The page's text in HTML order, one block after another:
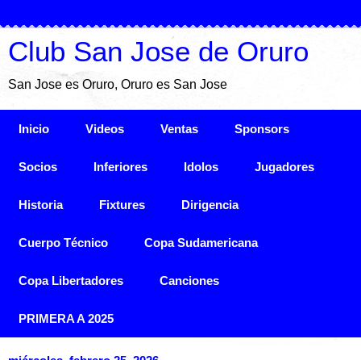
Club San Jose de Oruro
San Jose es Oruro, Oruro es San Jose
Inicio Videos Ventas Sponsors
Socios Inferiores Idolos Jugadores
Historia Fixtures Dirigencia
Cuerpo Técnico Copa Sudamericana
Copa Libertadores Canciones
PRIMERA A 2025